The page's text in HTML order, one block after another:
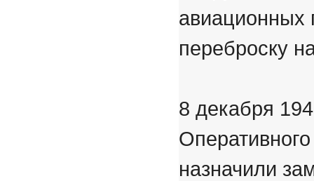
авиационных
переброску
8 декабря
назначили